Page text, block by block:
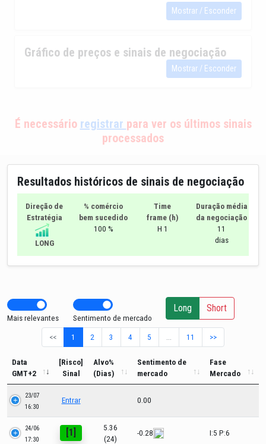
Mostrar / Esconder
Gráfico de preços e sinais de negociação
Mostrar / Esconder
É necessário registrar para ver os últimos sinais
processados
Resultados históricos de sinais de negociação
Direção de
Estratégia
LONG
% comércio
bem sucedido
100 %
Time
frame (h)
H 1
Duração média
da negociação
11
dias
Mais relevantes Sentimento de mercado
Long Short
<< 1 2 3 4 5 11 >>
Data
GMT+2
[Risco]
Sinal
Alvo%
(Dias)
Sentimento de
mercado
Fase
Mercado
23/07
16:30
Entrar 0.00
24/06
17:30
[1]
5.36
(24)
-0.28 I:5 P:6